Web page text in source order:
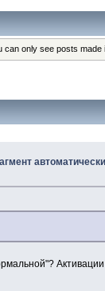
only see posts